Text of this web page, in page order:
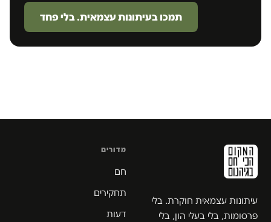
תמכו בעיתונות עצמאית. בלי פחד
עיתונות עצמאית חוקרת. בלי
פרסומות, בלי בעלי הון, בלי
מדורים
חם
תחקירים
דעות